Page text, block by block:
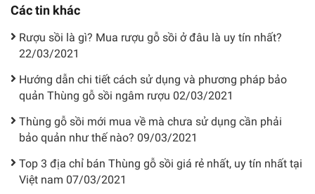
Các tin khác
Rượu sồi là gì? Mua rượu gỗ sồi ở đâu là uy tín nhất?
22/03/2021
Hướng dẫn chi tiết cách sử dụng và phương pháp bảo
quản Thùng gỗ sồi ngâm rượu 02/03/2021
Thùng gỗ sồi mới mua về mà chưa sử dụng cần phải
bảo quản như thế nào? 09/03/2021
Top 3 địa chỉ bán Thùng gỗ sồi giá rẻ nhất, uy tín nhất tại
Việt nam 07/03/2021